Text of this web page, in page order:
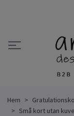
Hem
Små kort utan